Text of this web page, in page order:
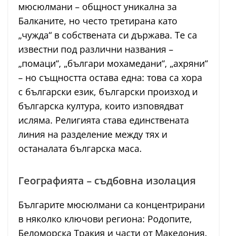
мюсюлмани – общност уникална за
Балканите, но често третирана като
„чужда“ в собствената си държава. Те са
известни под различни названия –
„помаци“, „българи мохамедани“, „ахряни“
– но същността остава една: това са хора
с български език, български произход и
българска култура, които изповядват
исляма. Религията става единствената
линия на разделение между тях и
останалата българска маса.
Географията – съдбовна изолация
Българите мюсюлмани са концентрирани
в няколко ключови региона: Родопите,
Беломорска Тракия и части от Македония.